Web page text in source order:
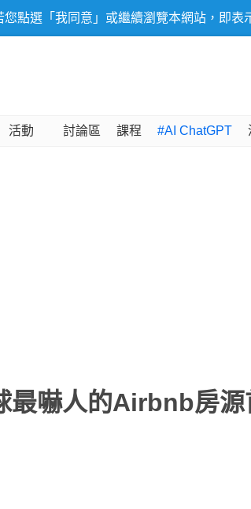
點選「我同意」或繼續瀏覽本網站，即表
活動 討論區 課程 #AI ChatGPT
最嚇人的Airbnb房源